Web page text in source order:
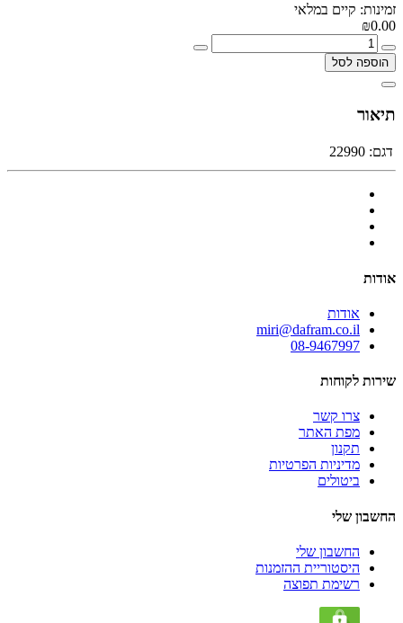
זמינות: קיים במלאי
₪0.00
הוספה לסל
תיאור
דגם: 22990
אודות
אודות
miri@dafram.co.il
08-9467997
שירות לקוחות
צרו קשר
מפת האתר
תקנון
מדיניות הפרטיות
ביטולים
החשבון שלי
החשבון שלי
היסטוריית ההזמנות
רשימת תפוצה